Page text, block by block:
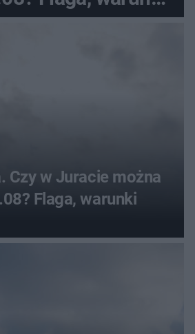
Czy w Juracie można
Flaga, warunki